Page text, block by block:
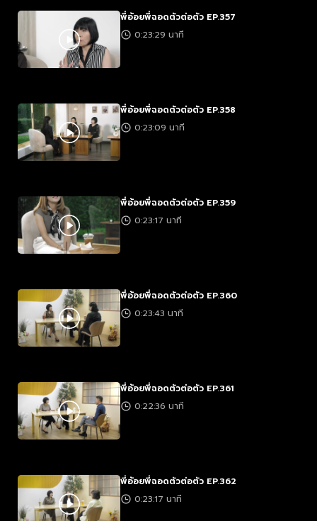
พี่อ้อยพี่ฉอดตัวต่อตัว EP.357
0:23:29 นาที
พี่อ้อยพี่ฉอดตัวต่อตัว EP.358
0:23:09 นาที
พี่อ้อยพี่ฉอดตัวต่อตัว EP.359
0:23:17 นาที
พี่อ้อยพี่ฉอดตัวต่อตัว EP.360
0:23:43 นาที
พี่อ้อยพี่ฉอดตัวต่อตัว EP.361
0:22:36 นาที
พี่อ้อยพี่ฉอดตัวต่อตัว EP.362
0:23:17 นาที